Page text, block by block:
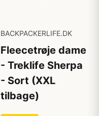
BACKPACKERLIFE.DK
Fleecetrøje dame
- Treklife Sherpa
- Sort (XXL
tilbage)